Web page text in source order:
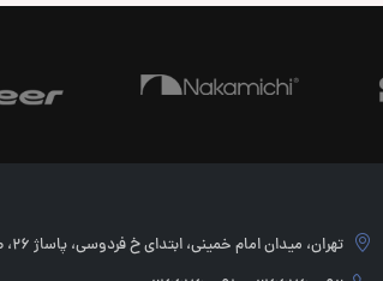
تهران، میدان امام خمینی، ابتدای خ فردوسی، پاساژ 26، طبقه اول، پلاک 102.